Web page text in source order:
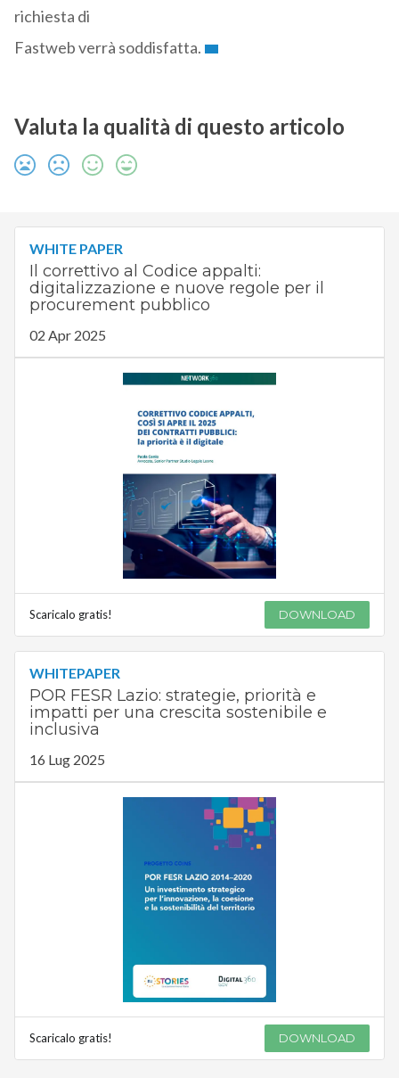
richiesta di
Fastweb verrà soddisfatta.
Valuta la qualità di questo articolo
WHITE PAPER
Il correttivo al Codice appalti:
digitalizzazione e nuove regole per il
procurement pubblico
02 Apr 2025
Scaricalo gratis! DOWNLOAD
WHITEPAPER
POR FESR Lazio: strategie, priorità e
impatti per una crescita sostenibile e
inclusiva
16 Lug 2025
Scaricalo gratis! DOWNLOAD